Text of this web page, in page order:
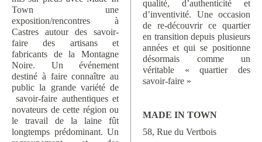
Town une
exposition/rencontres à
Castres autour des savoir-
faire des artisans et
fabricants de la Montagne
Noire. Un événement
destiné à faire connaître au
public la grande variété de
savoir-faire authentiques et
novateurs de cette région ou
le travail de la laine fût
longtemps prédominant. Un
qualité, d’authenticité et
d’inventivité. Une occasion
de re-découvrir ce quartier
en transition depuis plusieurs
années et qui se positionne
désormais comme un
véritable « quartier des
savoir-faire »
MADE IN TOWN
58, Rue du Vertbois